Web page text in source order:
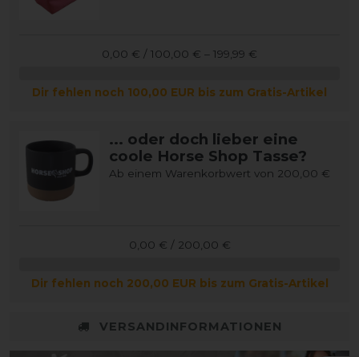
0,00 € / 100,00 € – 199,99 €
Dir fehlen noch 100,00 EUR bis zum Gratis-Artikel
... oder doch lieber eine
coole Horse Shop Tasse?
Ab einem Warenkorbwert von 200,00 €
0,00 € / 200,00 €
Dir fehlen noch 200,00 EUR bis zum Gratis-Artikel
VERSANDINFORMATIONEN